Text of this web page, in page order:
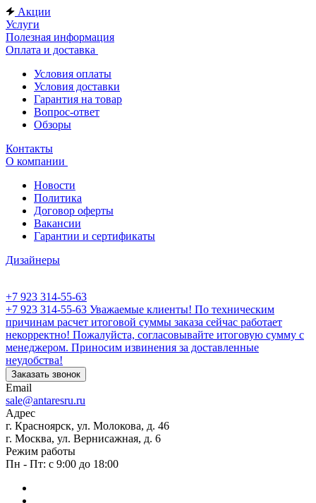
Акции
Услуги
Полезная информация
Оплата и доставка
Условия оплаты
Условия доставки
Гарантия на товар
Вопрос-ответ
Обзоры
Контакты
О компании
Новости
Политика
Договор оферты
Вакансии
Гарантии и сертификаты
Дизайнеры
+7 923 314-55-63
+7 923 314-55-63 Уважаемые клиенты! По техническим
причинам расчет итоговой суммы заказа сейчас работает
некорректно! Пожалуйста, согласовывайте итоговую сумму с
менеджером. Приносим извинения за доставленные
неудобства!
Заказать звонок
Email
sale@antaresru.ru
Адрес
г. Красноярск, ул. Молокова, д. 46
г. Москва, ул. Вернисажная, д. 6
Режим работы
Пн - Пт: с 9:00 до 18:00